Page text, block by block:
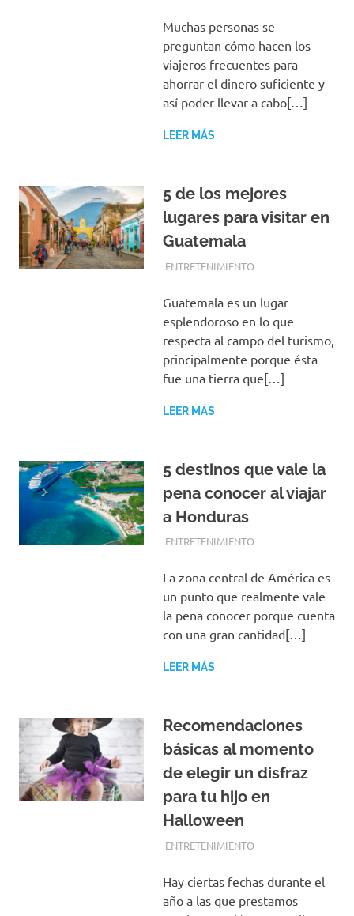
Muchas personas se
preguntan cómo hacen los
viajeros frecuentes para
ahorrar el dinero suficiente y
así poder llevar a cabo[…]
LEER MÁS
5 de los mejores
lugares para visitar en
Guatemala
FEBRERO 8, 2017
EQUIPO DE REDACCIÓN
ENTRETENIMIENTO
Guatemala es un lugar
esplendoroso en lo que
respecta al campo del turismo,
principalmente porque ésta
fue una tierra que[…]
LEER MÁS
5 destinos que vale la
pena conocer al viajar
a Honduras
FEBRERO 8, 2017
EQUIPO DE REDACCIÓN
ENTRETENIMIENTO
La zona central de América es
un punto que realmente vale
la pena conocer porque cuenta
con una gran cantidad[…]
LEER MÁS
Recomendaciones
básicas al momento
de elegir un disfraz
para tu hijo en
Halloween
FEBRERO 8, 2017
EQUIPO DE REDACCIÓN
ENTRETENIMIENTO
Hay ciertas fechas durante el
año a las que prestamos